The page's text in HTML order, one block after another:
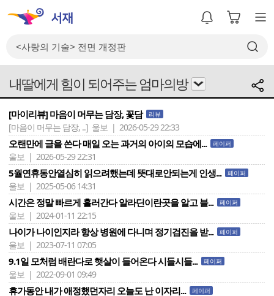
내딸에게 힘이 되어주는 엄마의방
[마이리뷰] 마음이 머무는 담장, 꽃담 리뷰
[마음이 머무는 담장, ..] 울보 | 2026-05-29 22:33
오랜만에 글을 쓴다 매일 오는 과거의 아이의 모습에... 페이퍼
울보 | 2026-05-29 22:31
5월연휴동안열심히 읽으려했는데 뜻대로안되는게 인생... 페이퍼
울보 | 2025-05-06 14:31
시간은 정말 빠르게 흘러간다 알라딘이란곳을 알고 블... 페이퍼
울보 | 2024-01-11 22:15
나이가 나이인지라 항상 병원에 다니며 정기검진을 받... 페이퍼
울보 | 2023-07-11 07:05
9.1일 모처럼 배란다로 햇살이 들어온다 시들시들... 페이퍼
울보 | 2022-09-01 09:49
휴가동안 내가 애정했던자리 오늘도 난 이자리... 페이퍼